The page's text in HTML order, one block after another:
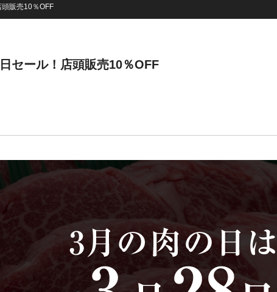
販売10％OFF
セール！店頭販売10％OFF